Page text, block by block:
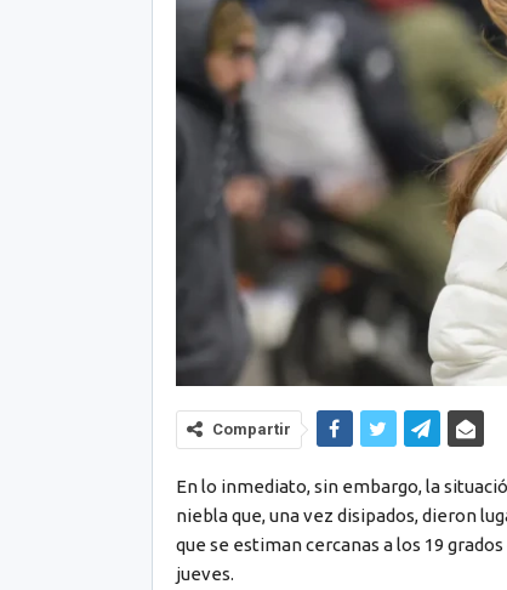
Compartir
En lo inmediato, sin embargo, la
niebla que, una vez disipados, dieron
que se estiman cercanas a los 19
jueves.